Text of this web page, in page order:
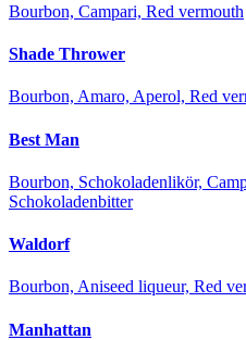
Bourbon, Campari, Red vermouth
Shade Thrower
Bourbon, Amaro, Aperol, Red
Best Man
Bourbon, Schokoladenlikör,
Schokoladenbitter
Waldorf
Bourbon, Aniseed liqueur, Red
Manhattan